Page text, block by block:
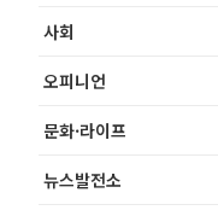
사회
오피니언
문화·라이프
뉴스발전소